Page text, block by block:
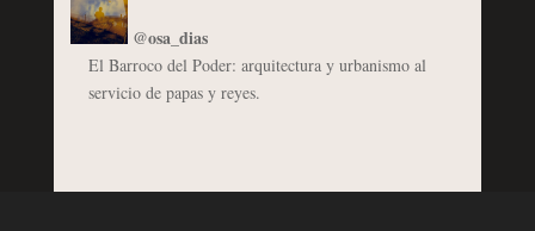
@osa_dias
El Barroco del Poder: arquitectura y urbanismo al
servicio de papas y reyes.